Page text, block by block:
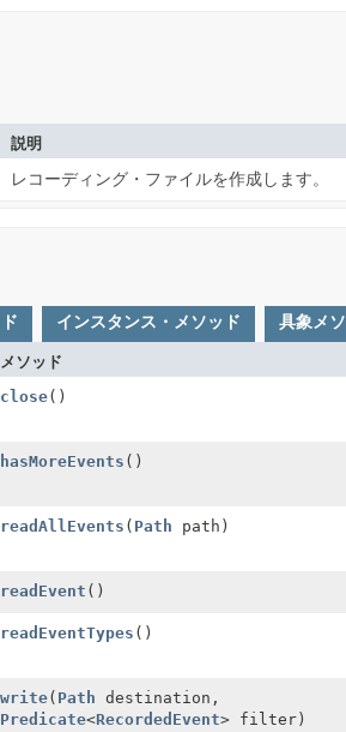
説明
レコーディング・ファイルを作成します。
インスタンス・メソッド 具象メ
メソッド
close()
hasMoreEvents ()
readAllEvents ( Path path)
readEvent ()
readEventTypes ()
write( Path destination,
Predicate<RecordedEvent> filter)